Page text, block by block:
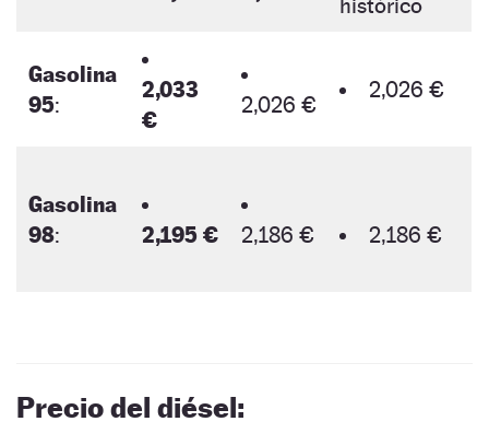
histórico
Gasolina
95:
2,033
€
2,026 €
2,026 €
Gasolina
98: 2,195 € 2,186 € 2,186 €
Precio del diésel: